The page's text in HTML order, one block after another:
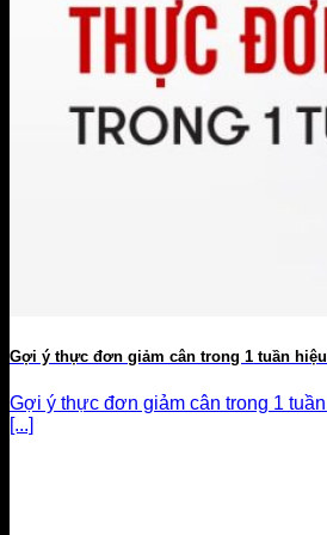
Gợi ý thực đơn giảm cân trong 1 tuần
Gợi ý thực đơn giảm cân trong 1
[...]